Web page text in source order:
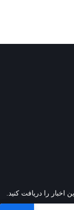
اخبار را دریافت کنید.